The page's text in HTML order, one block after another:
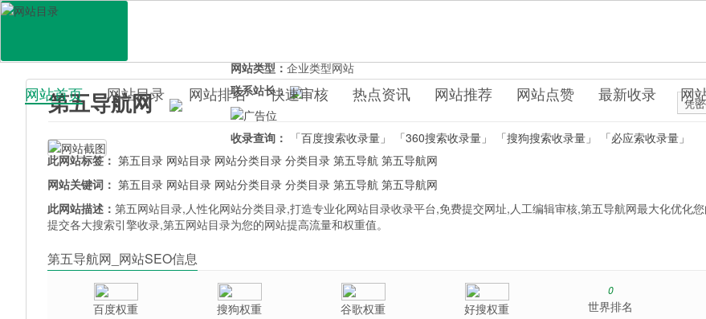
百科目录
网站首页 网站目录 网站排名 快速审核 热点资讯 网站推荐 网站点赞 最新收录 网
第五导航网 凭
网站类型：企业类型网站
联系站长：
收录查询： 「百度搜索收录量」 「360搜索收录量」 「搜狗搜索收录量」
「必应索收录量」
此网站标签： 第五目录 网站目录 网站分类目录 分类目录 第五导航 第五导航网
网站关键词： 第五目录 网站目录 网站分类目录 分类目录 第五导航 第五导航网
此网站描述：第五网站目录,人性化网站分类目录,打造专业化网站目录收录平台,免费提交网址,人工编辑审核,第五导航网最大化优化
提交各大搜索引擎收录,第五网站目录为您的网站提高流量和权重值。
第五导航网_网站SEO信息
百度权重 搜狗权重 谷歌权重 好搜权重
0
世界排名